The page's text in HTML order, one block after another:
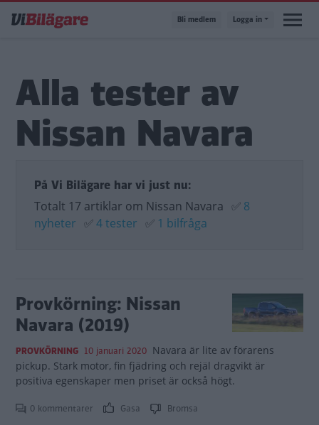
till
Bli medlem Logga in
Alla tester av
Nissan Navara
På Vi Bilägare har vi just nu:
Totalt 17 artiklar om Nissan Navara ✅ 8
nyheter ✅4 tester ✅ 1 bilfråga
Provkörning: Nissan
Navara (2019)
PROVKÖRNING 10 januari 2020 Navara är lite av förarens
pickup. Stark motor, fin fjädring och rejäl dragvikt är
positiva egenskaper men priset är också högt.
0 kommentarer Gasa Bromsa